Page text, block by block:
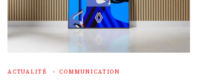
ACTUALITÉ
COMMUNICATION